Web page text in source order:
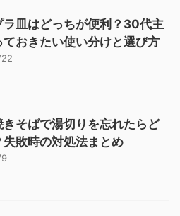
ラ皿はどっちが便利？30代主
ておきたい使い分けと選び方
きそばで湯切りを忘れたらど
失敗時の対処法まとめ